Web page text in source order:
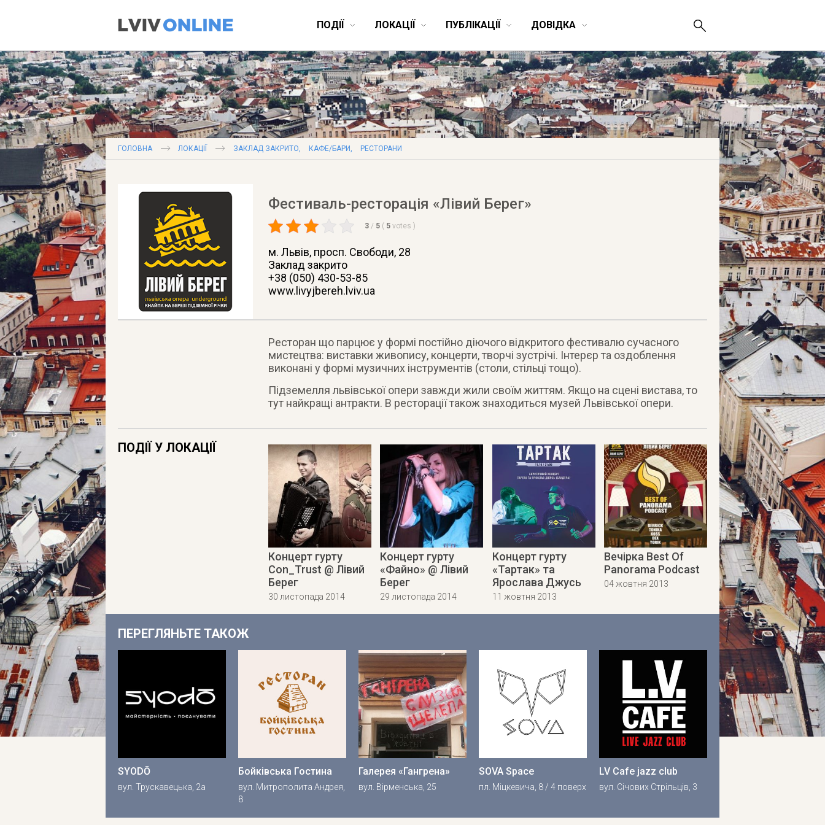
ПОДІЇ ЛОКАЦІЇ ПУБЛІКАЦІЇ ДОВІДКА
ГОЛОВНА ЛОКАЦІЇ ЗАКЛАД ЗАКРИТО, КАФЕ/БАРИ , РЕСТОРАНИ
Фестиваль-ресторація «Лівий Берег»
3 / 5 ( 5 votes )
м. Львів, просп. Свободи, 28
Заклад закрито
+38 (050) 430-53-85
www.livyjbereh.lviv.ua
Ресторан що парцює у формі постійно діючого відкритого фестивалю сучасного
мистецтва: виставки живопису, концерти, творчі зустрічі. Інтерєр та оздоблення
виконані у формі музичних інструментів (столи, стільці тощо).
Підземелля львівської опери завжди жили своїм життям. Якщо на сцені вистава, то
тут найкращі антракти. В ресторації також знаходиться музей Львівської опери.
ПОДІЇ У ЛОКАЦІЇ
Концерт гурту
Con_Trust @ Лівий
Берег
30 листопада 2014
Концерт гурту
«Файно» @ Лівий
Берег
29 листопада 2014
Концерт гурту
«Тартак» та
Ярослава Джусь
11 жовтня 2013
Вечірка Best Of
Panorama Podcast
04 жовтня 2013
ПЕРЕГЛЯНЬТЕ ТАКОЖ
SYODŌ
вул. Трускавецька, 2a
Бойківська Гостина
вул. Митрополита Андрея,
8
Галерея «Гангрена»
вул. Вірменська, 25
SOVA Space
пл. Міцкевича, 8 / 4 поверх
LV Cafe jazz club
вул. Січових Стрільців, 3